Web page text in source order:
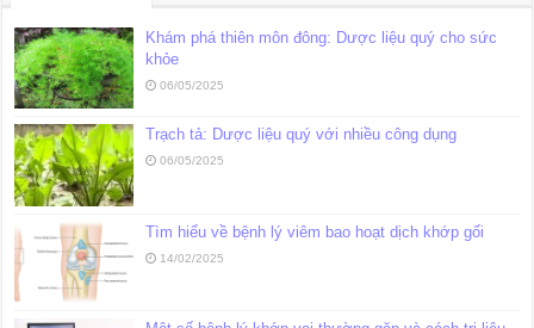
Khám phá thiên môn đông: Dược liệu quý cho sức
khỏe
06/05/2025
Trạch tả: Dược liệu quý với nhiều công dụng
06/05/2025
Tìm hiểu về bệnh lý viêm bao hoạt dịch khớp gối
14/02/2025